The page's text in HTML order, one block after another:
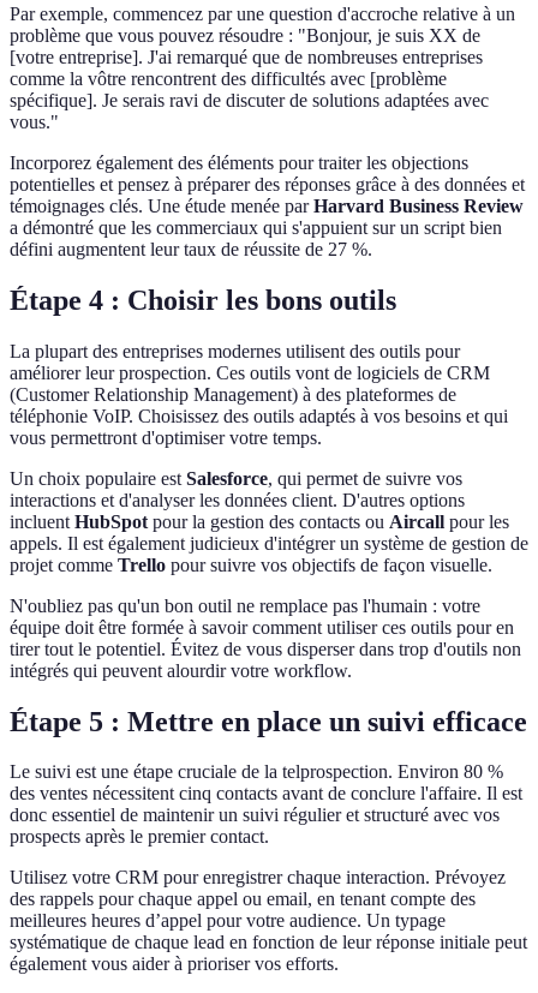
Par exemple, commencez par une question d'accroche relative à un
problème que vous pouvez résoudre : "Bonjour, je suis XX de
[votre entreprise]. J'ai remarqué que de nombreuses entreprises
comme la vôtre rencontrent des difficultés avec [problème
spécifique]. Je serais ravi de discuter de solutions adaptées avec
vous."
Incorporez également des éléments pour traiter les objections
potentielles et pensez à préparer des réponses grâce à des données et
témoignages clés. Une étude menée parHarvard Business Review
a démontré que les commerciaux qui s'appuient sur un script bien
défini augmentent leur taux de réussite de 27 %.
Étape 4 : Choisir les bons outils
La plupart des entreprises modernes utilisent des outils pour
améliorer leur prospection. Ces outils vont de logiciels de CRM
(Customer Relationship Management) à des plateformes de
téléphonie VoIP. Choisissez des outils adaptés à vos besoins et qui
vous permettront d'optimiser votre temps.
Un choix populaire est Salesforce, qui permet de suivre vos
interactions et d'analyser les données client. D'autres options
incluent HubSpot pour la gestion des contacts ou Aircall pour les
appels. Il est également judicieux d'intégrer un système de gestion de
projet comme Trello pour suivre vos objectifs de façon visuelle.
N'oubliez pas qu'un bon outil ne remplace pas l'humain : votre
équipe doit être formée à savoir comment utiliser ces outils pour en
tirer tout le potentiel. Évitez de vous disperser dans trop d'outils non
intégrés qui peuvent alourdir votre workflow.
Étape 5 : Mettre en place un suivi efficace
Le suivi est une étape cruciale de la telprospection. Environ 80 %
des ventes nécessitent cinq contacts avant de conclure l'affaire. Il est
donc essentiel de maintenir un suivi régulier et structuré avec vos
prospects après le premier contact.
Utilisez votre CRM pour enregistrer chaque interaction. Prévoyez
des rappels pour chaque appel ou email, en tenant compte des
meilleures heures d’appel pour votre audience. Un typage
systématique de chaque lead en fonction de leur réponse initiale peut
également vous aider à prioriser vos efforts.